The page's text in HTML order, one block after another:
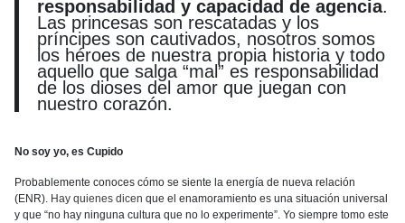
responsabilidad y capacidad de agencia.
Las princesas son rescatadas y los
príncipes son cautivados, nosotros somos
los héroes de nuestra propia historia y todo
aquello que salga “mal” es responsabilidad
de los dioses del amor que juegan con
nuestro corazón.
No soy yo, es Cupido
Probablemente conoces cómo se siente la energía de nueva relación
(ENR). Hay quienes dicen que el enamoramiento es una situación universal
y que “no hay ninguna cultura que no lo experimente”. Yo siempre tomo este